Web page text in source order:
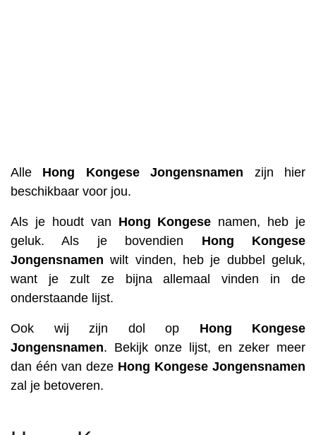
Alle Hong Kongese Jongensnamen zijn hier
beschikbaar voor jou.
Als je houdt van Hong Kongese namen, heb je
geluk. Als je bovendien Hong Kongese
Jongensnamen wilt vinden, heb je dubbel geluk,
want je zult ze bijna allemaal vinden in de
onderstaande lijst.
Ook wij zijn dol op Hong Kongese
Jongensnamen. Bekijk onze lijst, en zeker meer
dan één van deze Hong Kongese Jongensnamen
zal je betoveren.